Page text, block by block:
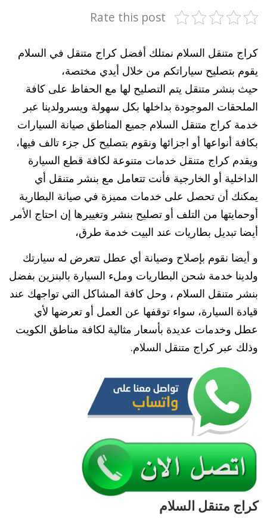
Rate this post
كراج متنقل السلام نمتلك أفضل كراج متنقل في السلام
يقوم بتصليح سياراتكم من خلال أيدي مختصة،
حيث بنشر متنقل يتم التصليح لها مع الحفاظ على كافة
الملحقات الموجودة بداخلها بكل سهولة ويسرولدينا عبر
خدمة كراج متنقل السلام جميع المناطق صيانة السيارات
بكافة أنواعها أو اجزائها ونقوم بتصليح كل جزء تالف فيها،
ويقدم كراج متنقل خدمات متنوعة لكافة قطع السيارة
الداخلية أو الخارجية فأنت تتعامل مع بنشر متنقل أي
يمكنك أن تحصل على خدمات مميزة في صيانة البطارية
أوحمايتها من التلف أو تصليح بنشر وتغييرها إن احتاج الأمر
أيضا تبديل بطاريات عند البيت خدمة طرق،
و أيضا نقوم بإصلاح وصيانة أي عطل تتعرض له سيارتك
ولدينا خدمة شحن البطاريات وملء السيارة بالبنزين بفضل
بنشر متنقل السلام ، وحل كافة المشاكل التي تواجهك عند
قيادة السيارة، سواء توقفها عن العمل أو تعرضها لأي
عطل وخدمات عديدة بأسعار مثالية لكافة مناطق الكويت
وذلك عبر كراج متنقل السلام.
كراج متنقل السلام